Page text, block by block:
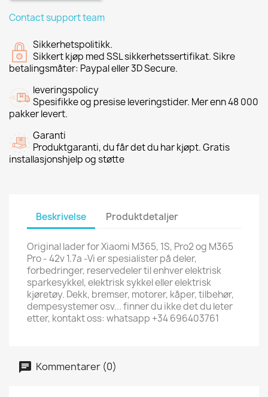
Contact support team
Sikkerhetspolitikk.
Sikkert kjøp med SSL sikkerhetssertifikat. Sikre
betalingsmåter: Paypal eller 3D Secure.
leveringspolicy
Spesifikke og presise leveringstider. Mer enn 48 000
pakker levert.
Garanti
Produktgaranti, du får det du har kjøpt. Gratis
installasjonshjelp og støtte
Beskrivelse Produktdetaljer
Original lader for Xiaomi M365, 1S, Pro2 og M365
Pro - 42v 1.7a -Vi er spesialister på deler,
forbedringer, reservedeler til enhver elektrisk
sparkesykkel, elektrisk sykkel eller elektrisk
kjøretøy. Dekk, bremser, motorer, kåper, tilbehør,
dempesystemer osv... finner du ikke det du leter
etter, kontakt oss: whatsapp +34 696403761
Kommentarer (0)